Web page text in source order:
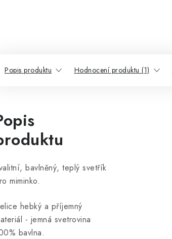
Popis produktu Hodnocení produktu (1)
bavlněný, teplý svetřík
miminko.
hebký a příjemný
- jemná svetrovina
bavlna.